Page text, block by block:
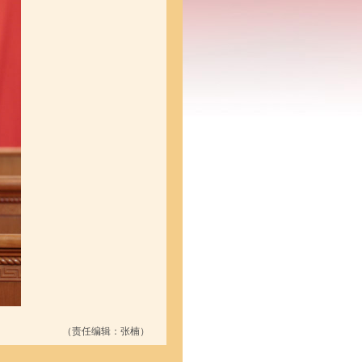
（责任编辑：张楠）